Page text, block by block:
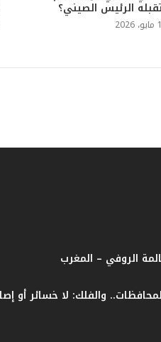
الرئيس الصيني؟
الروفي – المغرب